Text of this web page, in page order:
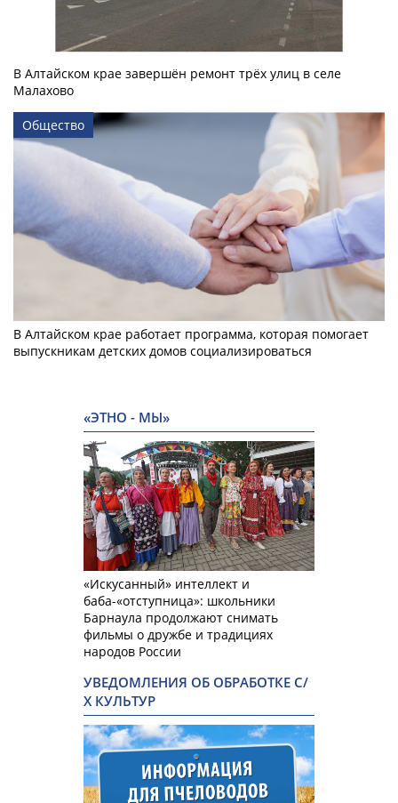
В Алтайском крае завершён ремонт трёх улиц в селе
Малахово
Общество
В Алтайском крае работает программа, которая помогает
выпускникам детских домов социализироваться
«ЭТНО - МЫ»
«Искусанный» интеллект и
баба-«отступница»: школьники
Барнаула продолжают снимать
фильмы о дружбе и традициях
народов России
УВЕДОМЛЕНИЯ ОБ ОБРАБОТКЕ С/
Х КУЛЬТУР